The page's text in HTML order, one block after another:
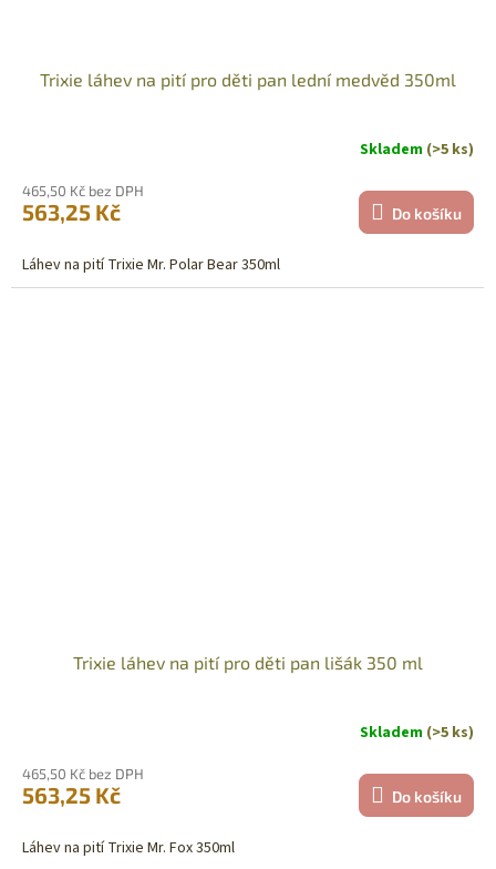
Trixie láhev na pití pro děti pan lední medvěd 350ml
Skladem (>5 ks)
465,50 Kč bez DPH
563,25 Kč Do košíku
Láhev na pití Trixie Mr. Polar Bear 350ml
Trixie láhev na pití pro děti pan lišák 350 ml
Skladem (>5 ks)
465,50 Kč bez DPH
563,25 Kč Do košíku
Láhev na pití Trixie Mr. Fox 350ml